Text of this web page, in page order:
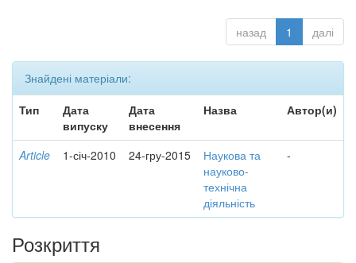
назад 1 далі
Знайдені матеріали:
Тип
Дата
випуску
Дата
внесення
Назва Автор(и)
Article 1-січ-2010 24-гру-2015
Наукова та
науково-
технічна
діяльність
-
Розкриття